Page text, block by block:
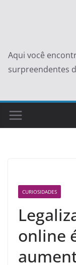
Aqui você
surpreendentes
CURIOSIDADES
online